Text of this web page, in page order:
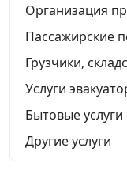
Организация
Пассажирские
Грузчики,
Услуги
Бытовые услуги
Другие услуги